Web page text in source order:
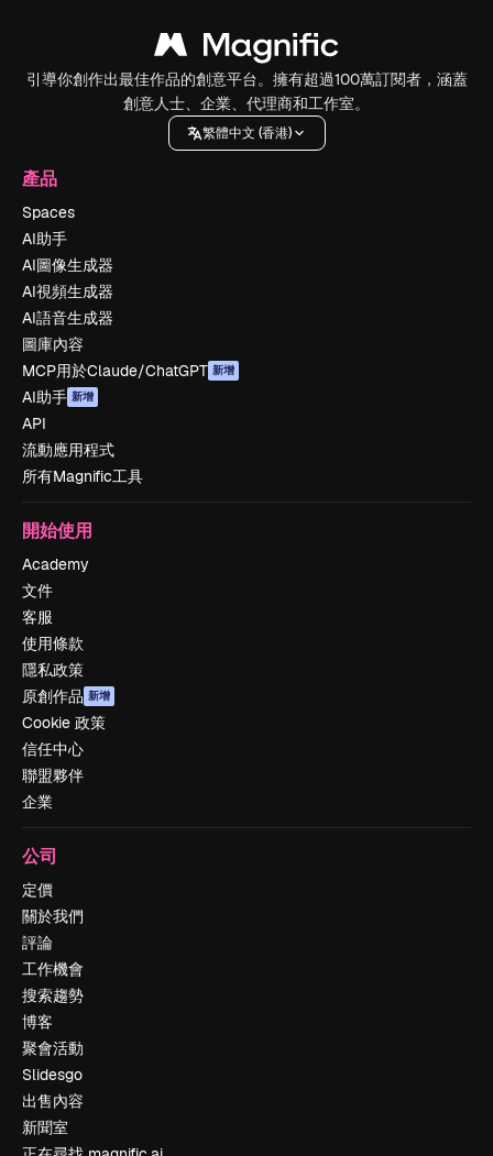
引導你創作出最佳作品的創意平台。擁有超過100萬訂閱者，涵蓋
創意人士、企業、代理商和工作室。
繁體中文 (香港)
產品
Spaces
AI助手
AI圖像生成器
AI視頻生成器
AI語音生成器
圖庫內容
MCP用於Claude/ChatGPT 新增
AI助手 新增
API
流動應用程式
所有Magnific工具
開始使用
Academy
文件
客服
使用條款
隱私政策
原創作品 新增
Cookie 政策
信任中心
聯盟夥伴
企業
公司
定價
關於我們
評論
工作機會
搜索趨勢
博客
聚會活動
Slidesgo
出售內容
新聞室